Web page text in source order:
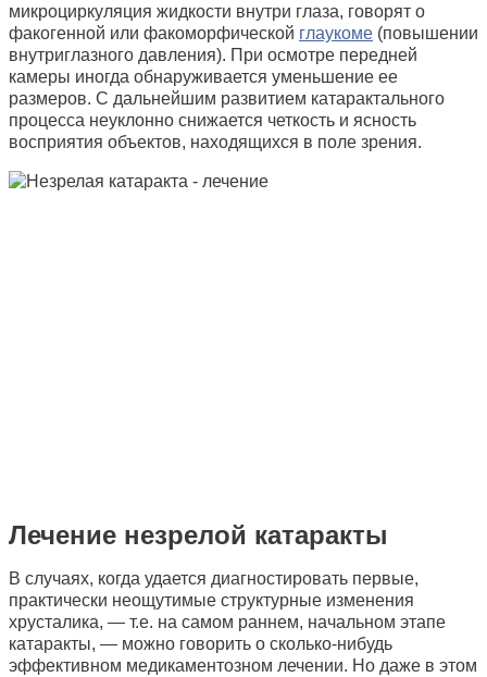
микроциркуляция жидкости внутри глаза, говорят о
факогенной или факоморфической глаукоме (повышении
внутриглазного давления). При осмотре передней
камеры иногда обнаруживается уменьшение ее
размеров. С дальнейшим развитием катарактального
процесса неуклонно снижается четкость и ясность
восприятия объектов, находящихся в поле зрения.
Лечение незрелой катаракты
В случаях, когда удается диагностировать первые,
практически неощутимые структурные изменения
хрусталика, — т.е. на самом раннем, начальном этапе
катаракты, — можно говорить о сколько-нибудь
эффективном медикаментозном лечении. Но даже в этом